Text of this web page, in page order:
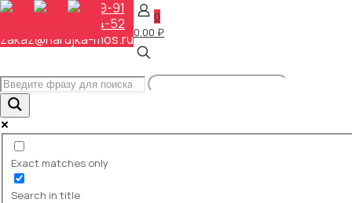
+7 (495) 648-69-91
+7 (495) 268-04-52
zakaz@narujka-mos.ru
0
0.00 ₽
Exact matches only
Search in title